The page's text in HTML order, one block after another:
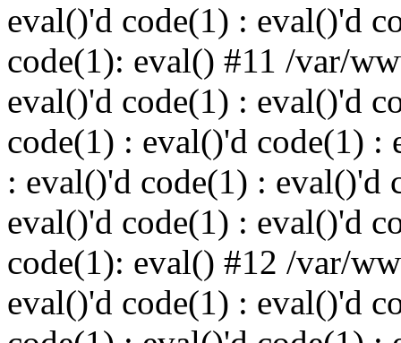
eval()'d code(1) : eval()'d
code(1): eval() #11 /var/
eval()'d code(1) : eval()'d
code(1) : eval()'d code(1) :
: eval()'d code(1) : eval()'d
eval()'d code(1) : eval()'d
code(1): eval() #12 /var/
eval()'d code(1) : eval()'d